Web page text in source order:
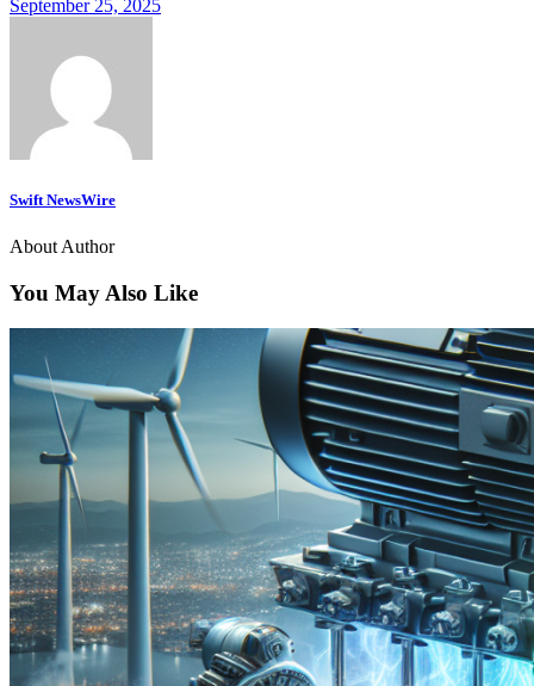
September 25, 2025
Swift NewsWire
About Author
You May Also Like